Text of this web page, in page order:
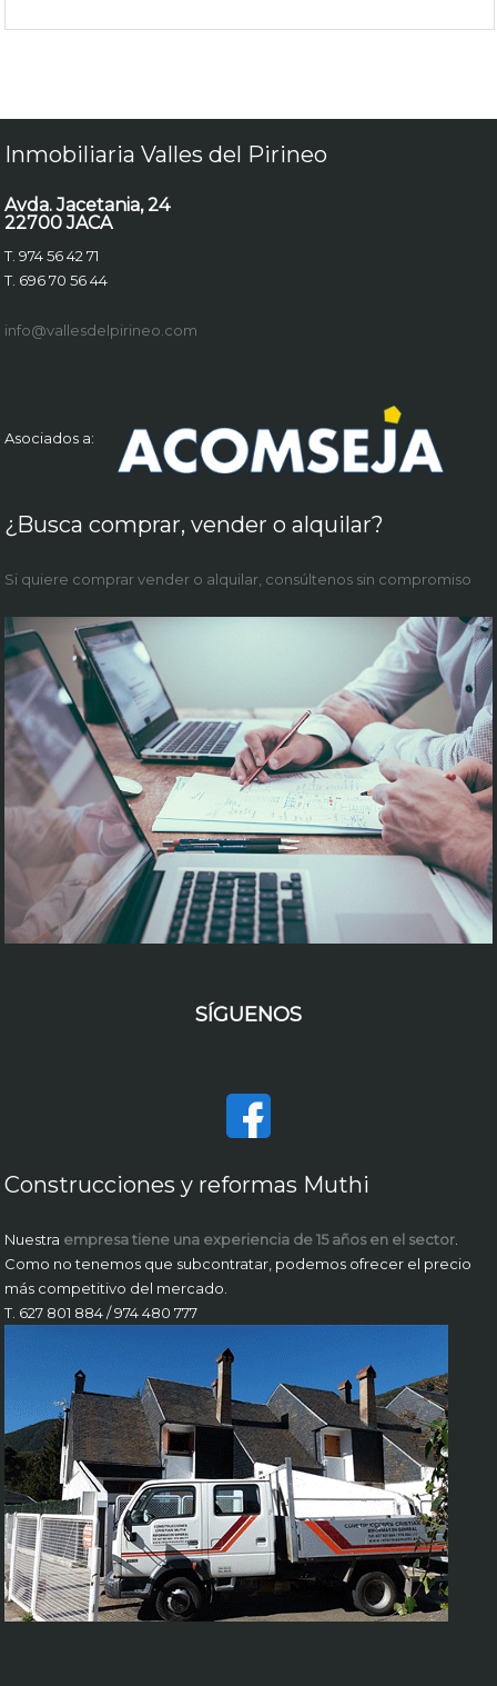
Inmobiliaria Valles del Pirineo
Avda. Jacetania, 24
22700 JACA
T. 974 56 42 71
T. 696 70 56 44
info@vallesdelpirineo.com
Asociados a:
¿Busca comprar, vender o alquilar?
Si quiere comprar vender o alquilar, consúltenos sin compromiso
SÍGUENOS
Construcciones y reformas Muthi
Nuestra empresa tiene una experiencia de 15 años en el sector
Como no tenemos que subcontratar, podemos ofrecer el precio
más competitivo del mercado.
T. 627 801 884 / 974 480 777